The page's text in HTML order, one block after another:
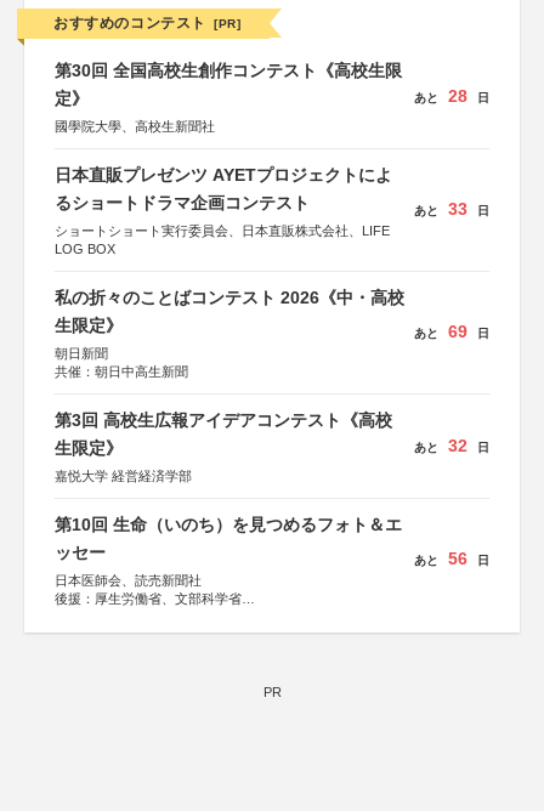
おすすめのコンテスト [PR]
第30回 全国高校生創作コンテスト《高校生限
定》
國學院大學、高校生新聞社
あと 28 日
日本直販プレゼンツ AYETプロジェクトによ
るショートドラマ企画コンテスト
ショートショート実行委員会、日本直販株式会社、LIFE
LOG BOX
あと 33 日
私の折々のことばコンテスト 2026《中・高校
生限定》
朝日新聞
共催：朝日中高生新聞
あと 69 日
第3回 高校生広報アイデアコンテスト《高校
生限定》
嘉悦大学 経営経済学部
あと 32 日
第10回 生命（いのち）を見つめるフォト＆エ
ッセー
日本医師会、読売新聞社
後援：厚生労働省、文部科学省
しん生命保険株式会社
あと 56 日
PR